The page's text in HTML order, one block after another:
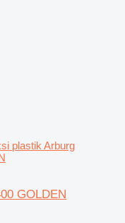
plastik Arburg
GOLDEN